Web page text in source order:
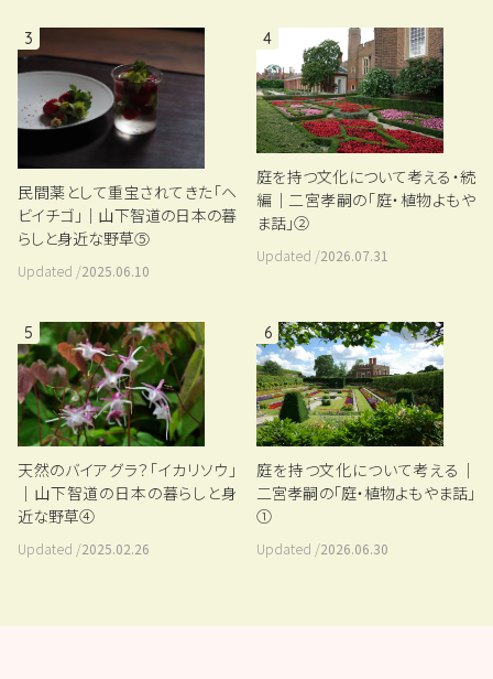
3
民間薬として重宝されてきた「ヘ
ビイチゴ」｜山下智道の日本の暮
らしと身近な野草⑤
Updated /2025.06.10
4
庭を持つ文化について考える・続
編｜二宮孝嗣の「庭・植物よもや
ま話」②
Updated /2026.07.31
5
天然のバイアグラ？「イカリソウ」
｜山下智道の日本の暮らしと身
近な野草④
Updated /2025.02.26
6
庭を持つ文化について考える｜
二宮孝嗣の「庭・植物よもやま話」
①
Updated /2026.06.30